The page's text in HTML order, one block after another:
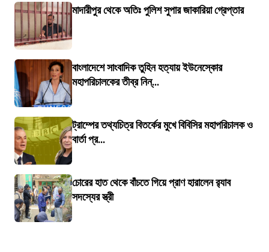
মাদারীপুর থেকে অতিঃ পুলিশ সুপার জাকারিয়া গ্রেপ্তার
বাংলাদেশে সাংবাদিক তুহিন হত্যায় ইউনেস্কোর
মহাপরিচালকের তীব্র নিন্...
ট্রাম্পের তথ্যচিত্র বিতর্কের মুখে বিবিসির মহাপরিচালক ও
বার্তা প্র...
চোরের হাত থেকে বাঁচতে গিয়ে প্রাণ হারালেন র‍্যাব
সদস্যের স্ত্রী